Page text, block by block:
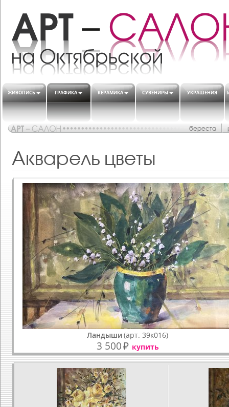
ЖИВОПИСЬ ГРАФИКА КЕРАМИКА СУВЕНИРЫ УКРАШЕНИЯ
береста
Акварель цветы
Ландыши(арт. 39к016)
3 500₽ купить